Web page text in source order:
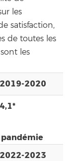
les
satisfaction,
de toutes les
les
2019-2020
4,1*
2022-2023